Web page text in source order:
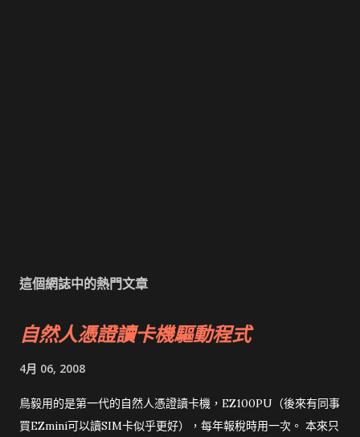
這個網誌中的熱門文章
自然人憑證讀卡機驅動程式
4月 06, 2008
鳥毅用的是第一代的自然人憑證讀卡機，EZ100PU（後來有同事
買EZmini可以讀SIM卡似乎更好），每年報稅時用一次。 本來只